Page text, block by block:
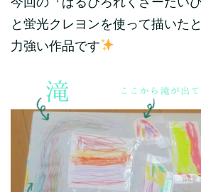
と蛍光クレヨンを使って描いた
力強い作品です